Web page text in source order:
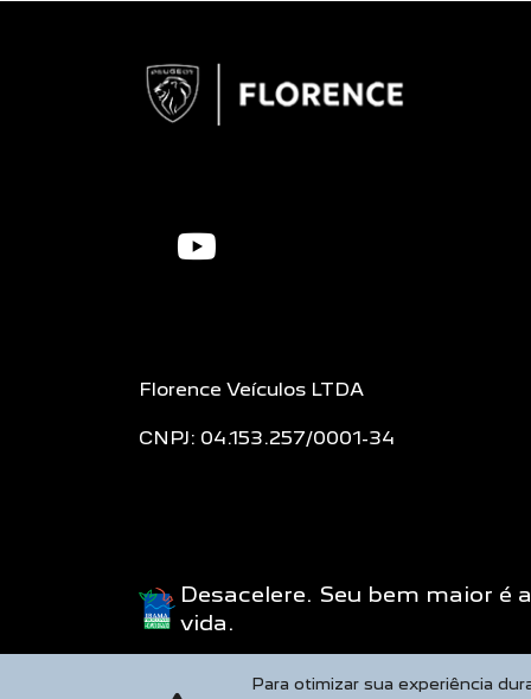
Florence Veículos LTDA
CNPJ: 04.153.257/0001-34
Desacelere. Seu bem maior é a
vida.
Para otimizar sua experiência